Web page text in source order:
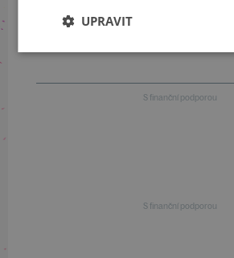
+420 257 310 414
S finanční podporou
S finanční podporou
UPRAVIT